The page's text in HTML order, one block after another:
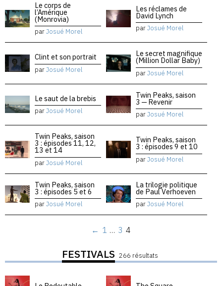
Le corps de
l’Amérique
(Monrovia)
parJosué Morel
Les réclames de
David Lynch
parJosué Morel
Clint et son portrait
parJosué Morel
Le secret magnifique
(Million Dollar Baby)
parJosué Morel
Le saut de la brebis
parJosué Morel
Twin Peaks, saison
3 — Revenir
parJosué Morel
Twin Peaks, saison
3 : épisodes 11, 12,
13 et 14
parJosué Morel
Twin Peaks, saison
3 : épisodes 9 et 10
parJosué Morel
Twin Peaks, saison
3 : épisodes 5 et 6
parJosué Morel
La trilogie politique
de Paul Verhoeven
parJosué Morel
← 1 … 3 4
FESTIVALS 266 résultats